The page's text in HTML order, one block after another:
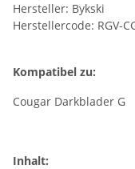
Hersteller: Bykski
Herstellercode: RGV-
Kompatibel zu:
Cougar Darkblader G
Inhalt: